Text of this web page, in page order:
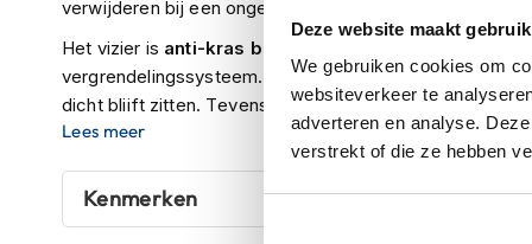
Deze website maakt
We gebruiken cookies om
websiteverkeer te
adverteren en analyse.
verstrekt of die ze hebben
helm
Helm
houder
kapstok
Motorkleding
Motorjassen
Heren
verwijderen bij een ongeval.
Het vizier is anti-kras bestendig
vergrendelingssysteem. Dit systeem zorgt dat het
dicht blijft zitten. Tevens is het vizierPinlock Max
doos.) De Spartan GT is voorzien van eenzonnevizier,
zon laag staat. Het vizier is gemakkelijk erop en eraf te
vizierontkoppelsysteem.
De binnenvoering isuitneembaar en wasbaar
Lees meer
Kenmerken